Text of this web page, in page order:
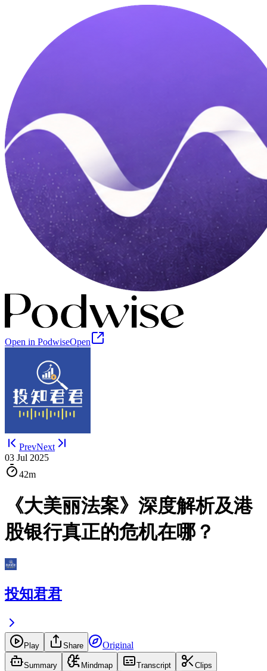
Open in PodwiseOpen
PrevNext
03 Jul 2025
42m
《大美丽法案》深度解析及港
股银行真正的危机在哪？
投知君君
Play Share Original
Summary Mindmap Transcript Clips